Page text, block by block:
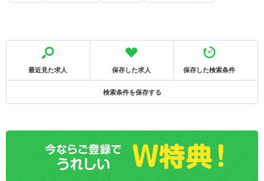
最近見た求人 保存した求人 保存した検索条件
検索条件を保存する